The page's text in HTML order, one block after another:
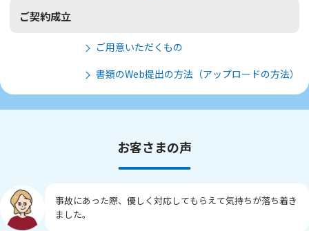
ご契約成立
ご用意いただくもの
書類のWeb提出の方法（アップロードの方法）
お客さまの声
事故にあった際、優しく対応してもらえて気持ちが落ち着き
ました。